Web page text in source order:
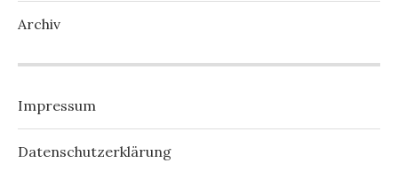
Archiv
Impressum
Datenschutzerklärung